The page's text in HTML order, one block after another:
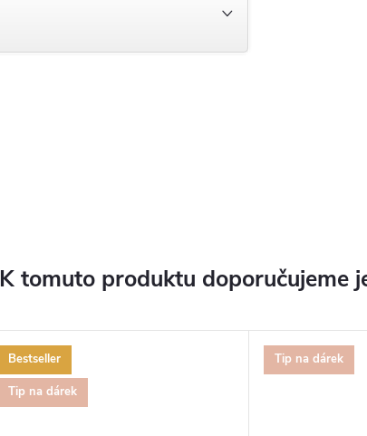
K tomuto produktu doporučujeme
Bestseller
Tip na dárek
Tip na dárek